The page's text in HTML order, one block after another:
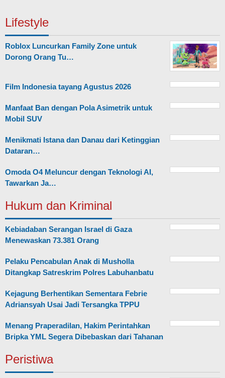
Lifestyle
Roblox Luncurkan Family Zone untuk
Dorong Orang Tu…
Film Indonesia tayang Agustus 2026
Manfaat Ban dengan Pola Asimetrik untuk
Mobil SUV
Menikmati Istana dan Danau dari Ketinggian
Dataran…
Omoda O4 Meluncur dengan Teknologi AI,
Tawarkan Ja…
Hukum dan Kriminal
Kebiadaban Serangan Israel di Gaza
Menewaskan 73.381 Orang
Pelaku Pencabulan Anak di Musholla
Ditangkap Satreskrim Polres Labuhanbatu
Kejagung Berhentikan Sementara Febrie
Adriansyah Usai Jadi Tersangka TPPU
Menang Praperadilan, Hakim Perintahkan
Bripka YML Segera Dibebaskan dari Tahanan
Peristiwa